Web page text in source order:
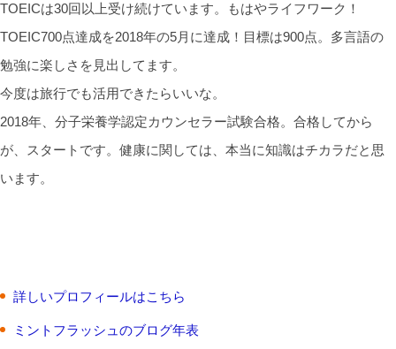
TOEICは30回以上受け続けています。もはやライフワーク！
TOEIC700点達成を2018年の5月に達成！目標は900点。多言語の
勉強に楽しさを見出してます。
今度は旅行でも活用できたらいいな。
2018年、分子栄養学認定カウンセラー試験合格。合格してから
が、スタートです。健康に関しては、本当に知識はチカラだと思
います。
詳しいプロフィールはこちら
ミントフラッシュのブログ年表